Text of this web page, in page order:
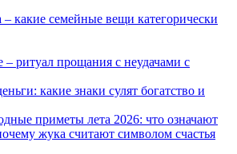
– какие семейные вещи категорически
– ритуал прощания с неудачами с
какие знаки сулят богатство и
приметы лета 2026: что означают
жука считают символом счастья